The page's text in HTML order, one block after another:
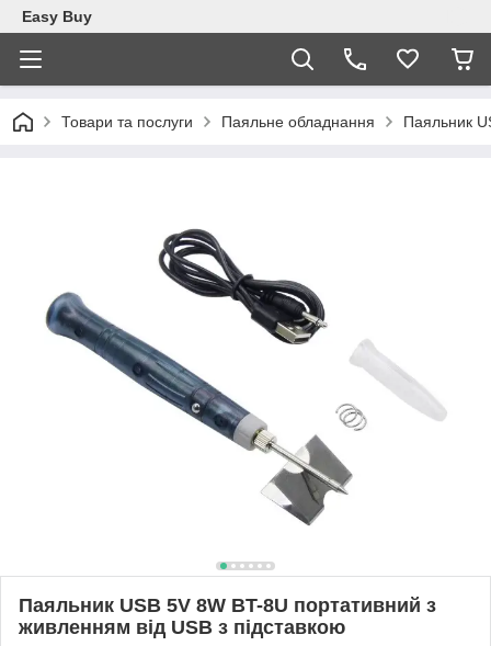
Easy Buy
Товари та послуги Паяльне обладнання Паяльник
Паяльник USB 5V 8W BT-8U портативний з
живленням від USB з підставкою